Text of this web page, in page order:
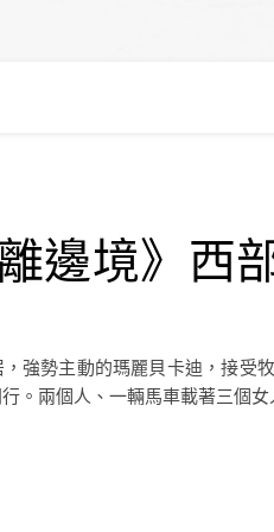
離邊境》西
強勢主動的瑪麗貝卡迪，接受
。兩個人、一輛馬車載著三個